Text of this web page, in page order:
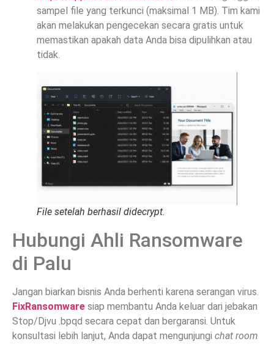
sampel file yang terkunci (maksimal 1 MB). Tim kami
akan melakukan pengecekan secara gratis untuk
memastikan apakah data Anda bisa dipulihkan atau
tidak.
File setelah berhasil didecrypt.
Hubungi Ahli Ransomware
di Palu
Jangan biarkan bisnis Anda berhenti karena serangan virus.
FixRansomware siap membantu Anda keluar dari jebakan
Stop/Djvu .bpqd secara cepat dan bergaransi. Untuk
konsultasi lebih lanjut, Anda dapat mengunjungi chat room